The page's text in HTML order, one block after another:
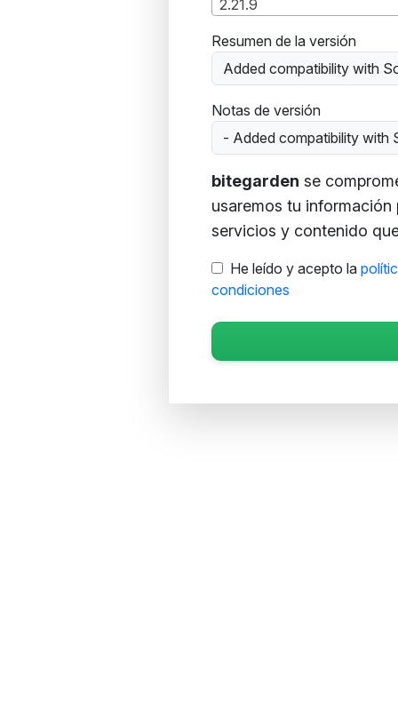
2.21.9
Resumen de la versión
Added compatibility with
Notas de versión
- Added compatibility with
bitegarden se
usaremos tu
servicios y contenido
He leído y acepto la
condiciones